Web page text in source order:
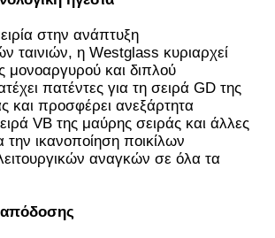
PDLC
Φιλμ
μεμβράνη
αυτοκινήτων
στην ανάπτυξη
ταινιών, η Westglass κυριαρχεί
μονοαργυρού και διπλού
πατέντες για τη σειρά GD της
και προσφέρει ανεξάρτητα
VB της μαύρης σειράς και άλλες
ικανοποίηση ποικίλων
αναγκών σε όλα τα
απόδοσης